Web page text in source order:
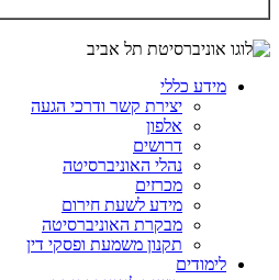
מידע כללי
יצירת קשר ודרכי הגעה
אלפון
דרושים
נהלי האוניברסיטה
מכרזים
מידע לשעת חירום
מבקרת האוניברסיטה
תקנון משמעת ופסקי דין
לימודים